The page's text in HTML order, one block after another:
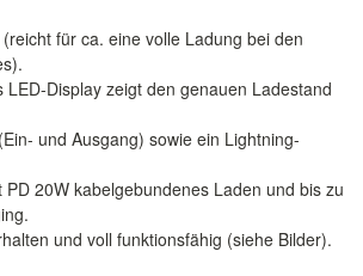
für ca. eine volle Ladung bei den
LED-Display zeigt den genauen Ladestand
und Ausgang) sowie ein Lightning-
20W kabelgebundenes Laden und bis zu
und voll funktionsfähig (siehe Bilder).